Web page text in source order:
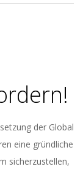
der Global
eine gründliche
sicherzustellen,